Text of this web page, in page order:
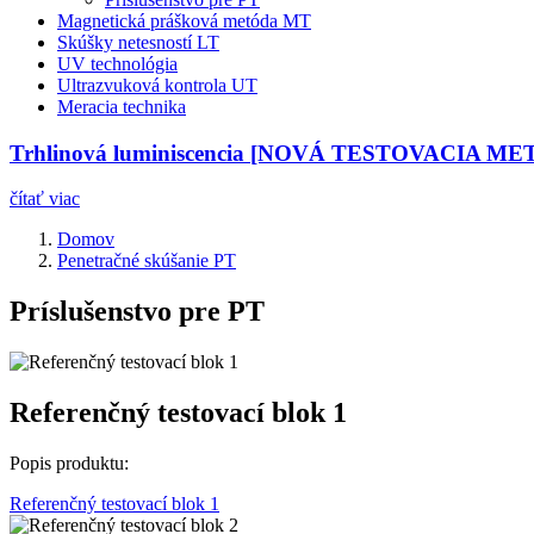
Magnetická prášková metóda MT
Skúšky netesností LT
UV technológia
Ultrazvuková kontrola UT
Meracia technika
Trhlinová luminiscencia [NOVÁ TESTOVACIA
čítať viac
Domov
Penetračné skúšanie PT
Príslušenstvo pre PT
Referenčný testovací blok 1
Popis produktu:
Referenčný testovací blok 1